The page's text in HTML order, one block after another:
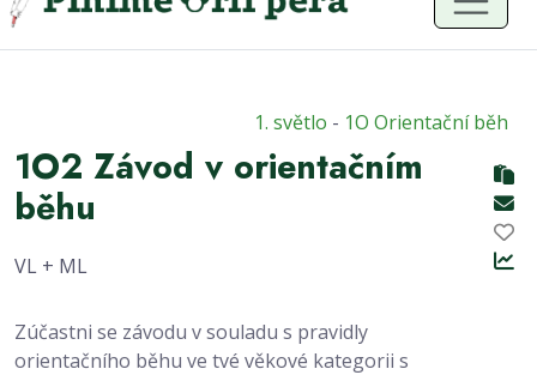
1. světlo - 1O Orientační běh
1O2 Závod v orientačním
běhu
VL + ML
Zúčastni se závodu v souladu s pravidly
orientačního běhu ve tvé věkové kategorii s